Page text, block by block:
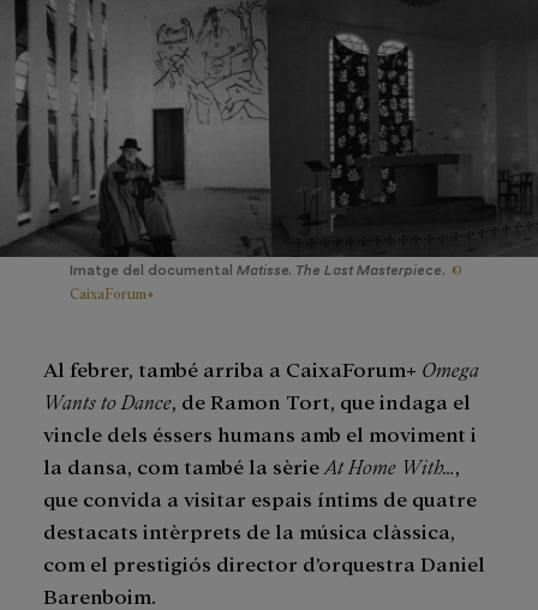
Imatge del documental Matisse. The Last Masterpiece. ©
CaixaForum+
Al febrer, també arriba a CaixaForum+ Omega
Wants to Dance , de Ramon Tort, que indaga el
vincle dels éssers humans amb el moviment i
la dansa, com també la sèrie At Home With…
que convida a visitar espais íntims de quatre
destacats intèrprets de la música clàssica,
com el prestigiós director d’orquestra Daniel
Barenboim.